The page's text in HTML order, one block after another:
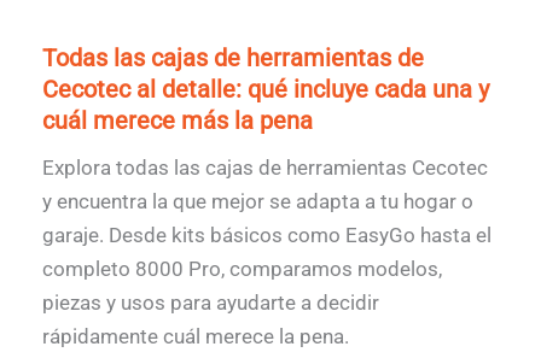
Todas las cajas de herramientas de
Cecotec al detalle: qué incluye cada una y
cuál merece más la pena
Explora todas las cajas de herramientas Cecotec
y encuentra la que mejor se adapta a tu hogar o
garaje. Desde kits básicos como EasyGo hasta el
completo 8000 Pro, comparamos modelos,
piezas y usos para ayudarte a decidir
rápidamente cuál merece la pena.